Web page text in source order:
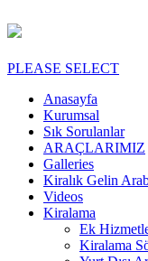
PLEASE SELECT
Anasayfa
Kurumsal
Sık Sorulanlar
ARAÇLARIMIZ
Galleries
Kiralık Gelin
Videos
Kiralama
Ek
Kiralama